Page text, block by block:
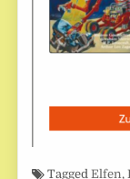
TaggedElfen,